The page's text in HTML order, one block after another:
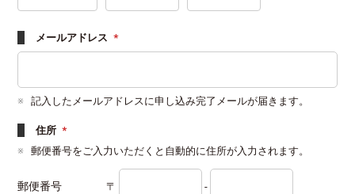
メールアドレス *
記入したメールアドレスに申し込み完了メールが届きます。
住所 *
郵便番号をご入力いただくと自動的に住所が入力されます。
郵便番号 〒 -